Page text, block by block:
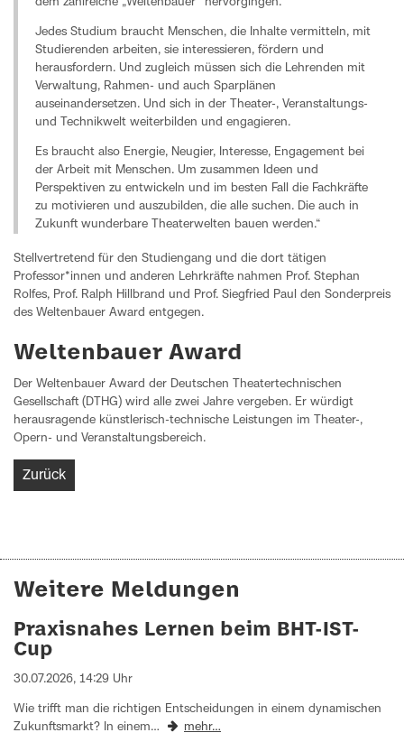
Jedes Studium braucht Menschen, die Inhalte vermitteln, mit
Studierenden arbeiten, sie interessieren, fördern und
herausfordern. Und zugleich müssen sich die Lehrenden mit
Verwaltung, Rahmen- und auch Sparplänen
auseinandersetzen. Und sich in der Theater-, Veranstaltungs-
und Technikwelt weiterbilden und engagieren.
Es braucht also Energie, Neugier, Interesse, Engagement bei
der Arbeit mit Menschen. Um zusammen Ideen und
Perspektiven zu entwickeln und im besten Fall die Fachkräfte
zu motivieren und auszubilden, die alle suchen. Die auch in
Zukunft wunderbare Theaterwelten bauen werden.“
Stellvertretend für den Studiengang und die dort tätigen
Professor*innen und anderen Lehrkräfte nahmen Prof. Stephan
Rolfes, Prof. Ralph Hillbrand und Prof. Siegfried Paul den Sonderpreis
des Weltenbauer Award entgegen.
Weltenbauer Award
Der Weltenbauer Award der Deutschen Theatertechnischen
Gesellschaft (DTHG) wird alle zwei Jahre vergeben. Er würdigt
herausragende künstlerisch-technische Leistungen im Theater-,
Opern- und Veranstaltungsbereich.
Zurück
Weitere Meldungen
Praxisnahes Lernen beim BHT-IST-
Cup
30.07.2026, 14:29 Uhr
Wie trifft man die richtigen Entscheidungen in einem dynamischen
Zukunftsmarkt? In einem…
mehr…